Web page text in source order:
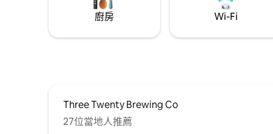
廚房 Wi-Fi
Three Twenty Brewing Co
27位當地人推薦